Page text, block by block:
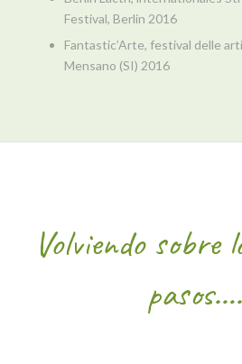
Festival, Berlin 2016
Fantastic’Arte, festival delle
Mensano (SI) 2016
Volviendo sobre